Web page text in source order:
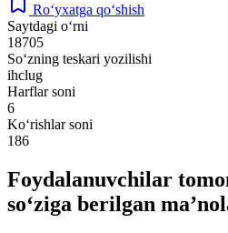
Ro‘yxatga qo‘shish
Saytdagi o‘rni
18705
So‘zning teskari yozilishi
ihclug
Harflar soni
6
Ko‘rishlar soni
186
Foydalanuvchilar
so‘ziga berilgan